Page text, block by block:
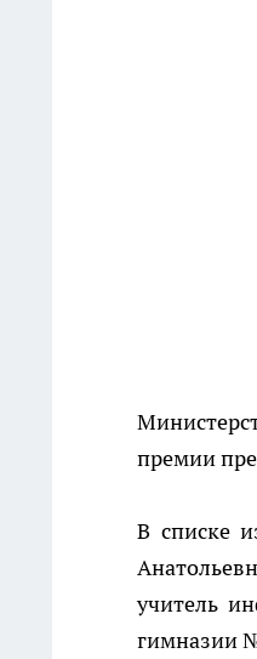
премии
В списке
учитель
гимназии